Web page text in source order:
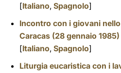
[Italiano, Spagnolo]
Incontro con i giovani
Caracas (28 gennaio 1985)
[Italiano, Spagnolo]
Liturgia eucaristica con i